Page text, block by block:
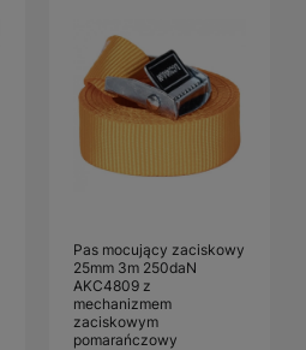
Pas mocujący zaciskowy
25mm 3m 250daN
AKC4809 z
mechanizmem
zaciskowym
pomarańczowy